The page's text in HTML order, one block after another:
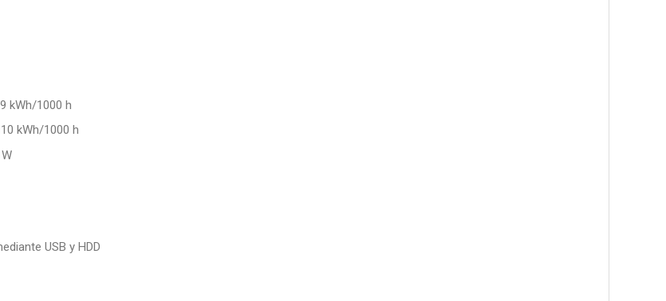
kWh/1000 h
kWh/1000 h
USB y HDD